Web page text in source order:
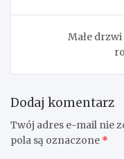
Małe
Dodaj komentarz
Twój adres e-mail nie
pola są oznaczone *